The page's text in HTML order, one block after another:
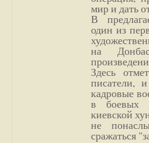
мир и дать
В
один из
на
Здесь
писатели,
кадровые
в боевых
киевской
не
сражаться